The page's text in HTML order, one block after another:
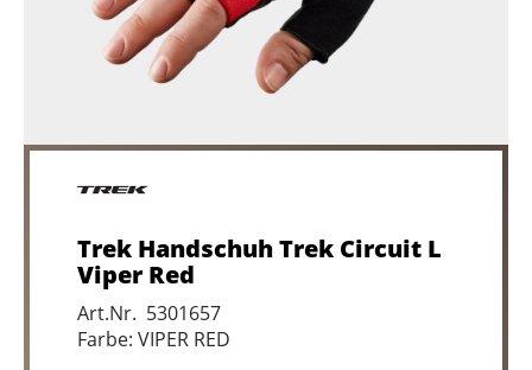
Trek Handschuh Trek Circuit L
Viper Red
Art.Nr. 5301657
Farbe: VIPER RED